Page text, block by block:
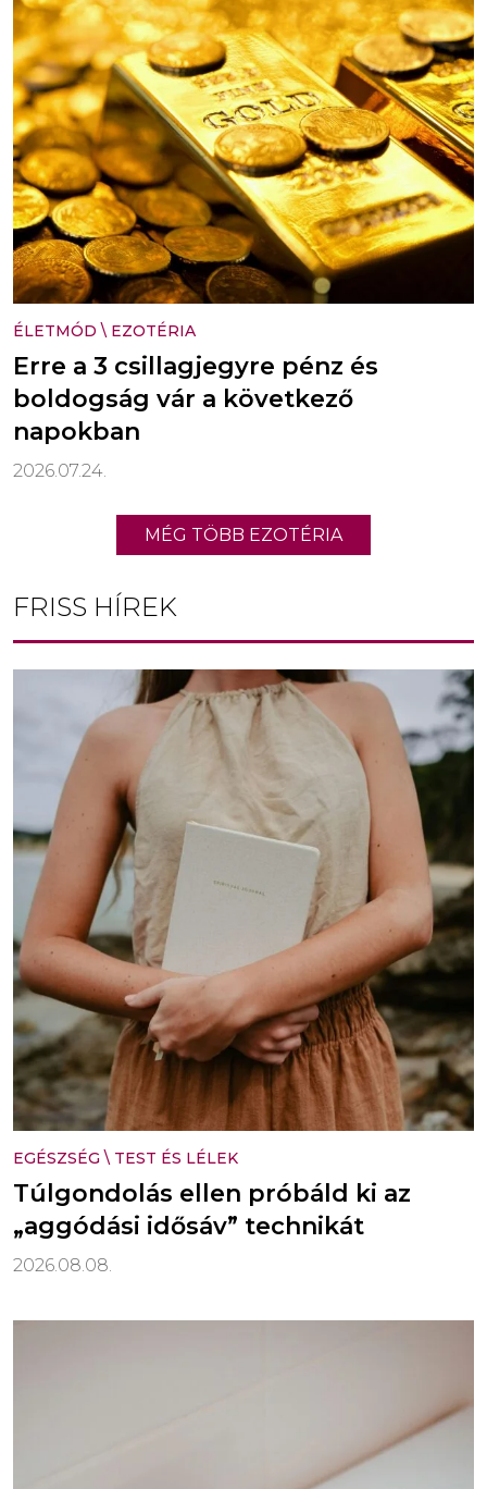
ÉLETMÓD \ EZOTÉRIA
Erre a 3 csillagjegyre pénz és
boldogság vár a következő
napokban
2026.07.24.
MÉG TÖBB EZOTÉRIA
FRISS HÍREK
EGÉSZSÉG \ TEST ÉS LÉLEK
Túlgondolás ellen próbáld ki az
„aggódási idősáv” technikát
2026.08.08.